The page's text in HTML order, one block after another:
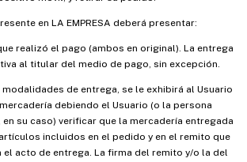
en LA EMPRESA deberá presentar:
realizó el pago (ambos en original). La entrega
al titular del medio de pago, sin excepción.
de entrega, se le exhibirá al Usuario
debiendo el Usuario (o la persona
su caso) verificar que la mercadería entregada
incluidos en el pedido y en el remito que
el acto de entrega. La firma del remito y/o la del